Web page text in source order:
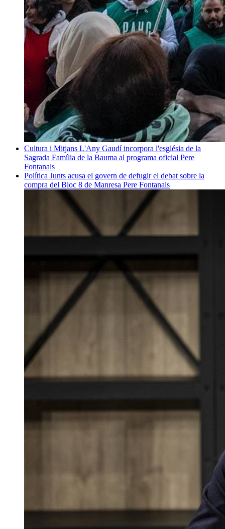
Cultura i Mitjans L'Any Gaudí incorpora l'església de la
Sagrada Família de la Bauma al programa oficial Pere
Fontanals
Política Junts acusa el govern de defugir el debat sobre la
compra del Bloc 8 de Manresa Pere Fontanals